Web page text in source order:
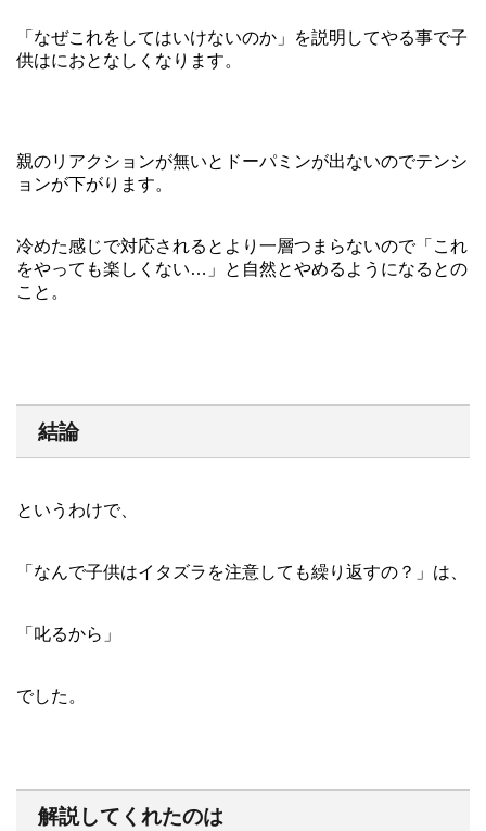
「なぜこれをしてはいけないのか」を説明してやる事で子
供はにおとなしくなります。
親のリアクションが無いとドーパミンが出ないのでテンシ
ョンが下がります。
冷めた感じで対応されるとより一層つまらないので「これ
をやっても楽しくない…」と自然とやめるようになるとの
こと。
結論
というわけで、
「なんで子供はイタズラを注意しても繰り返すの？」は、
「叱るから」
でした。
解説してくれたのは